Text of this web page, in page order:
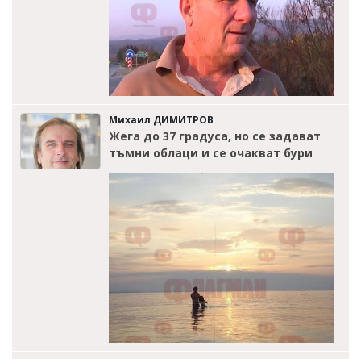
Михаил ДИМИТРОВ
Жега до 37 градуса, но се задават
тъмни облаци и се очакват бури